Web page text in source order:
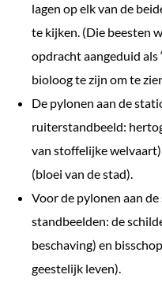
lagen op elk van de
te kijken. (Die beesten
opdracht aangeduid als
bioloog te zijn om te
De pylonen aan de
ruiterstandbeeld:
van stoffelijke
(bloei van de stad).
Voor de pylonen aan
standbeelden: de
beschaving) en
geestelijk leven).